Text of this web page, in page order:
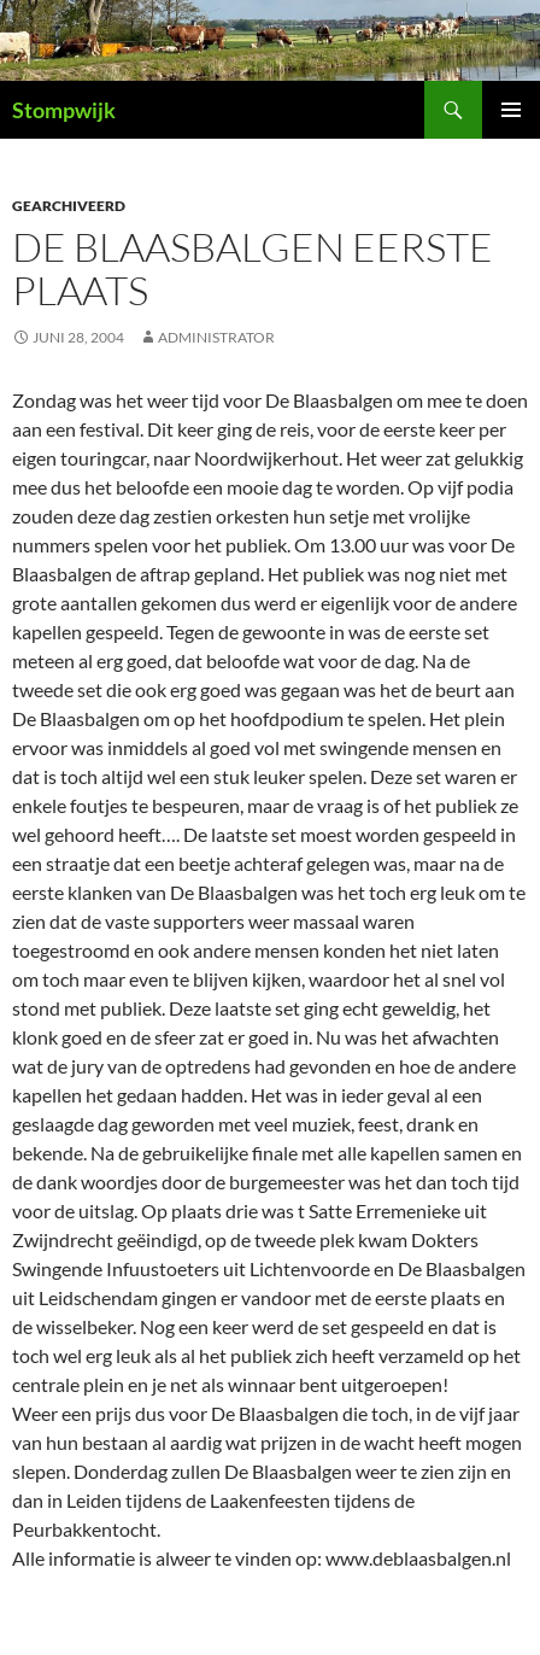
Ga
naar
de
inhoud
Stompwijk
GEARCHIVEERD
DE BLAASBALGEN EERSTE
PLAATS
JUNI 28, 2004 ADMINISTRATOR
Zondag was het weer tijd voor De Blaasbalgen om mee te doen
aan een festival. Dit keer ging de reis, voor de eerste keer per
eigen touringcar, naar Noordwijkerhout. Het weer zat gelukkig
mee dus het beloofde een mooie dag te worden. Op vijf podia
zouden deze dag zestien orkesten hun setje met vrolijke
nummers spelen voor het publiek. Om 13.00 uur was voor De
Blaasbalgen de aftrap gepland. Het publiek was nog niet met
grote aantallen gekomen dus werd er eigenlijk voor de andere
kapellen gespeeld. Tegen de gewoonte in was de eerste set
meteen al erg goed, dat beloofde wat voor de dag. Na de
tweede set die ook erg goed was gegaan was het de beurt aan
De Blaasbalgen om op het hoofdpodium te spelen. Het plein
ervoor was inmiddels al goed vol met swingende mensen en
dat is toch altijd wel een stuk leuker spelen. Deze set waren er
enkele foutjes te bespeuren, maar de vraag is of het publiek ze
wel gehoord heeft…. De laatste set moest worden gespeeld in
een straatje dat een beetje achteraf gelegen was, maar na de
eerste klanken van De Blaasbalgen was het toch erg leuk om te
zien dat de vaste supporters weer massaal waren
toegestroomd en ook andere mensen konden het niet laten
om toch maar even te blijven kijken, waardoor het al snel vol
stond met publiek. Deze laatste set ging echt geweldig, het
klonk goed en de sfeer zat er goed in. Nu was het afwachten
wat de jury van de optredens had gevonden en hoe de andere
kapellen het gedaan hadden. Het was in ieder geval al een
geslaagde dag geworden met veel muziek, feest, drank en
bekende. Na de gebruikelijke finale met alle kapellen samen en
de dank woordjes door de burgemeester was het dan toch tijd
voor de uitslag. Op plaats drie was t Satte Erremenieke uit
Zwijndrecht geëindigd, op de tweede plek kwam Dokters
Swingende Infuustoeters uit Lichtenvoorde en De Blaasbalgen
uit Leidschendam gingen er vandoor met de eerste plaats en
de wisselbeker. Nog een keer werd de set gespeeld en dat is
toch wel erg leuk als al het publiek zich heeft verzameld op het
centrale plein en je net als winnaar bent uitgeroepen!
Weer een prijs dus voor De Blaasbalgen die toch, in de vijf jaar
van hun bestaan al aardig wat prijzen in de wacht heeft mogen
slepen. Donderdag zullen De Blaasbalgen weer te zien zijn en
dan in Leiden tijdens de Laakenfeesten tijdens de
Peurbakkentocht.
Alle informatie is alweer te vinden op: www.deblaasbalgen.nl